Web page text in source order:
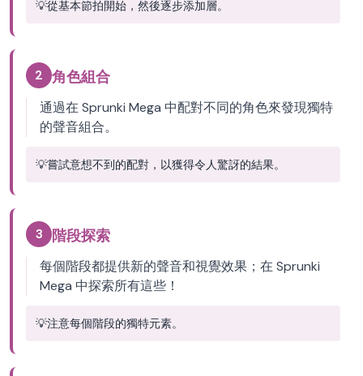
💡從基本節拍開始，然後逐步添加層。
2 角色組合
通過在 Sprunki Mega 中配對不同的角色來發現獨特
的聲音組合。
💡嘗試意想不到的配對，以獲得令人驚訝的結果。
3 階段探索
每個階段都提供新的聲音和視覺效果；在 Sprunki
Mega 中探索所有這些！
💡注意每個階段的獨特元素。